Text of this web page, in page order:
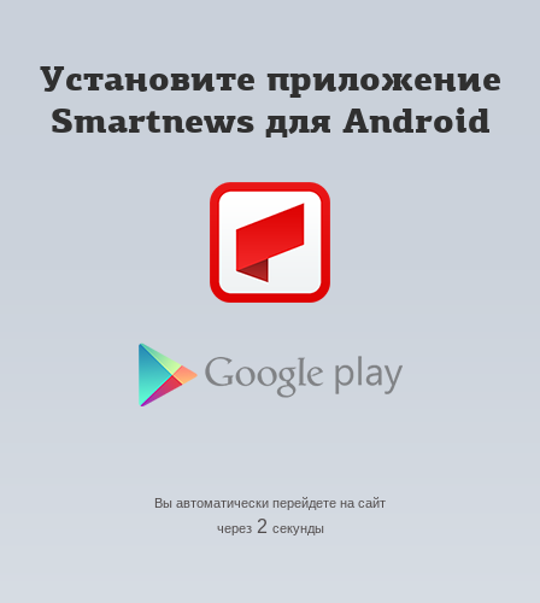
Установите приложение
Smartnews для Android
Вы автоматически перейдете на сайт
через 2 секунды